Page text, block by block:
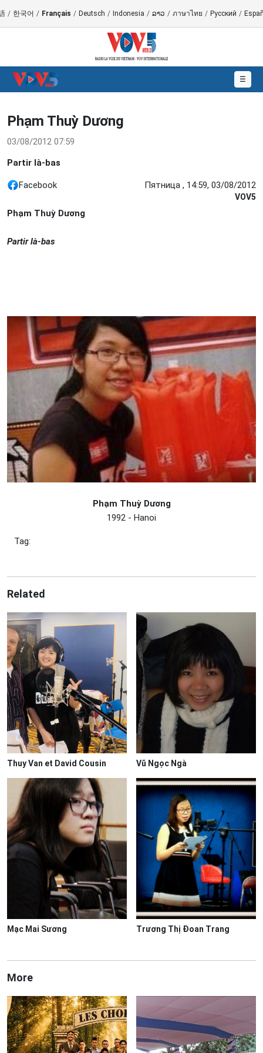
/ 한국어 / Français / Deutsch / Indonesia / ລາວ / ภาษาไทย / Русский /
☰
Phạm Thuỳ Dương
03/08/2012 07:59
Partir là-bas
Facebook Пятница , 14:59, 03/08/2012
VOV5
Phạm Thuỳ Dương
Partir là-bas
Phạm Thuỳ Dương
1992 - Hanoi
Tag:
Related
Thuy Van et David Cousin Vũ Ngọc Ngà
Mạc Mai Sương Trương Thị Đoan Trang
More